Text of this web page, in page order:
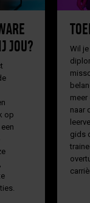
JOU?
op
Wil
naar
gids